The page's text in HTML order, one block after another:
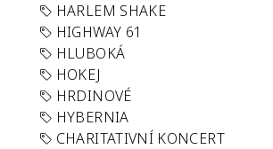
HARLEM SHAKE
HIGHWAY 61
HLUBOKÁ
HOKEJ
HRDINOVÉ
HYBERNIA
CHARITATIVNÍ KONCERT